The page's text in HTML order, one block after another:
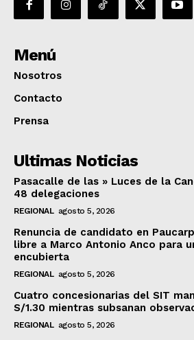
Menú
Nosotros
Contacto
Prensa
Ultimas Noticias
Pasacalle de las » Luces de la
48 delegaciones
REGIONAL agosto 5, 2026
Renuncia de candidato en
libre a Marco Antonio Anco para
encubierta
REGIONAL agosto 5, 2026
Cuatro concesionarias del SIT
S/1.30 mientras subsanan
REGIONAL agosto 5, 2026